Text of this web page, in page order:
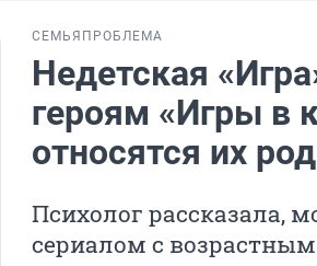
СЕМЬЯ ПРОБЛЕМА
Недетская
героям «Игры в
относятся их
Психолог рассказала,
сериалом с возрастным